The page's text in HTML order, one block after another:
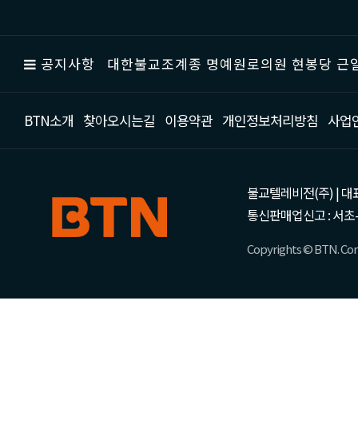
공지사항 대한불교조계종 명예원로의원 현봉당
BTN소개 찾아오시는길 이용약관 개인정보처리방침 사업
불교텔레비전(주) | 대
통신판매업신고 : 서
Copyrights © BTN.